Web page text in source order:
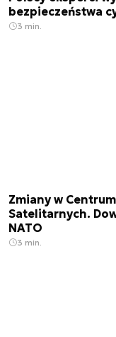
bezpieczeństwa
3 min.
Zmiany w
Satelitarnych.
NATO
3 min.